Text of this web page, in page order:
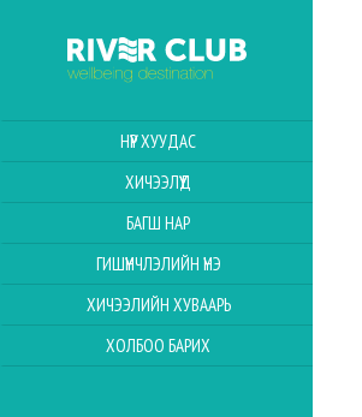
НҮҮР ХУУДАС
ХИЧЭЭЛҮҮД
БАГШ НАР
ГИШҮҮНЧЛЭЛИЙН ҮНЭ
ХИЧЭЭЛИЙН ХУВААРЬ
ХОЛБОО БАРИХ